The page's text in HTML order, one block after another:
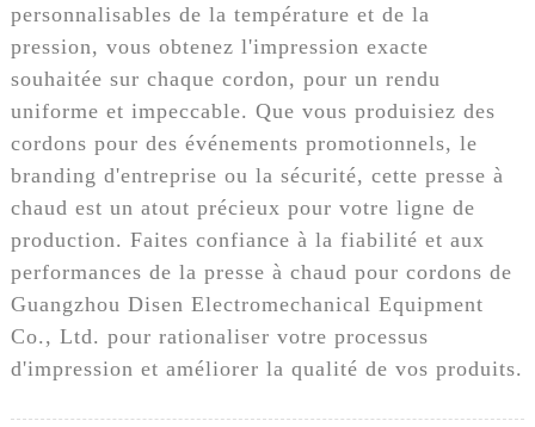
personnalisables de la température et de la
pression, vous obtenez l'impression exacte
souhaitée sur chaque cordon, pour un rendu
uniforme et impeccable. Que vous produisiez des
cordons pour des événements promotionnels, le
branding d'entreprise ou la sécurité, cette presse à
chaud est un atout précieux pour votre ligne de
production. Faites confiance à la fiabilité et aux
performances de la presse à chaud pour cordons de
Guangzhou Disen Electromechanical Equipment
Co., Ltd. pour rationaliser votre processus
d'impression et améliorer la qualité de vos produits.